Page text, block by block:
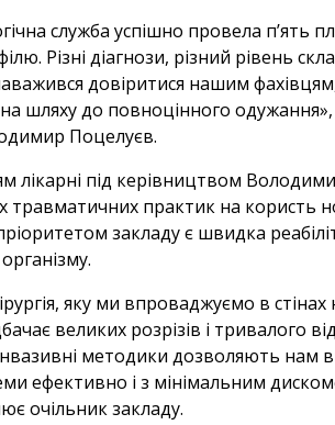
служба успішно провела п’ять
Різні діагнози, різний рівень
довіритися нашим
шляху до повноцінного
Поцелуєв.
лікарні під керівництвом
травматичних практик на користь
закладу є швидка
яку ми впроваджуємо в стінах
великих розрізів і тривалого
методики дозволяють нам
ефективно і з мінімальним
очільник закладу.